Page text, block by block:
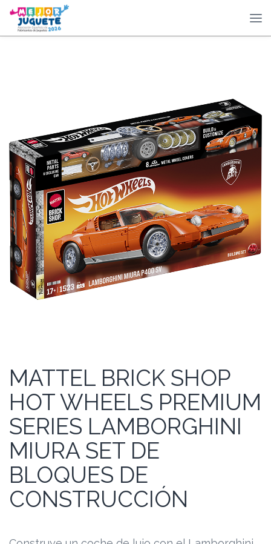
MATTEL BRICK SHOP
HOT WHEELS PREMIUM
SERIES LAMBORGHINI
MIURA SET DE
BLOQUES DE
CONSTRUCCIÓN